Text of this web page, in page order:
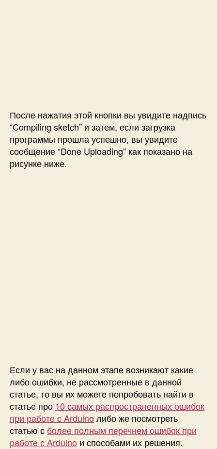
После нажатия этой кнопки вы увидите надпись
“Compiling sketch” и затем, если загрузка
программы прошла успешно, вы увидите
сообщение “Done Uploading” как показано на
рисунке ниже.
Если у вас на данном этапе возникают какие
либо ошибки, не рассмотренные в данной
статье, то вы их можете попробовать найти в
статье про 10 самых распространенных ошибок
при работе с Arduino либо же посмотреть
статью с более полным перечнем ошибок при
работе с Arduino и способами их решения.